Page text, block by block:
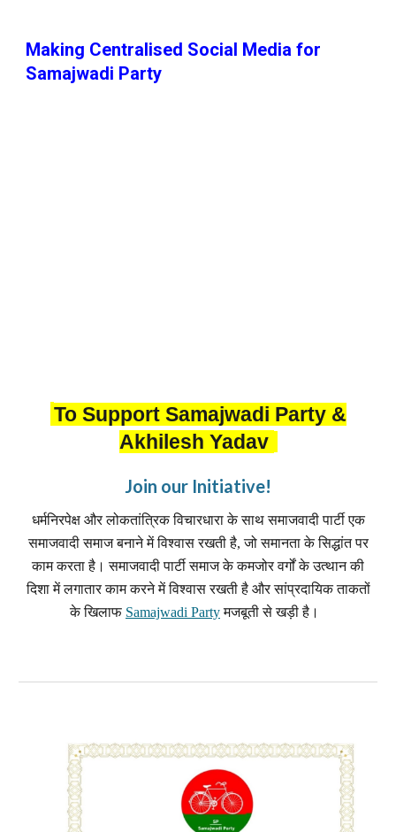
Making Centralised Social Media for
Samajwadi Party
To Support Samajwadi Party &
Akhilesh Yadav
Join our Initiative!
धर्मनिरपेक्ष और लोकतांत्रिक विचारधारा के साथ समाजवादी पार्टी एक
समाजवादी समाज बनाने में विश्वास रखती है, जो समानता के सिद्धांत पर
काम करता है। समाजवादी पार्टी समाज के कमजोर वर्गों के उत्थान की
दिशा में लगातार काम करने में विश्वास रखती है और सांप्रदायिक ताकतों
के खिलाफ Samajwadi Partyमजबूती से खड़ी है।